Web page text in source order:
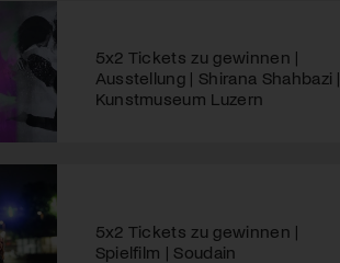
5x2 Tickets zu gewinnen |
Ausstellung | Shirana Shahbazi |
Kunstmuseum Luzern
5x2 Tickets zu gewinnen |
Spielfilm | Soudain